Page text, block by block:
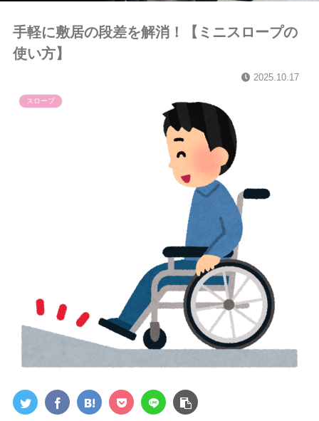
手軽に敷居の段差を解消！【ミニスロープの
使い方】
2025.10.17
スロープ